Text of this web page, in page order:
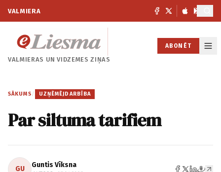
VALMIERA
VALMIERAS UNVIDZEMES ZIŅAS
ABONĒT
SĀKUMS / UZŅĒMĒJDARBĪBA
Par siltuma tarifiem
GU Guntis Vīksna